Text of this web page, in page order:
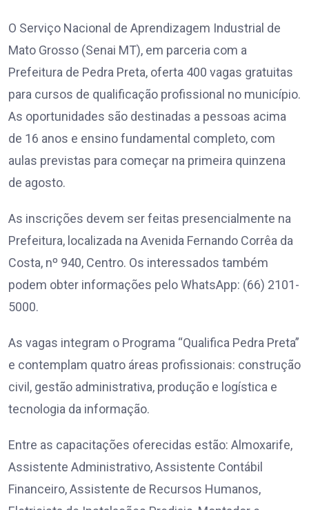
O Serviço Nacional de Aprendizagem Industrial de
Mato Grosso (Senai MT), em parceria com a
Prefeitura de Pedra Preta, oferta 400 vagas gratuitas
para cursos de qualificação profissional no município.
As oportunidades são destinadas a pessoas acima
de 16 anos e ensino fundamental completo, com
aulas previstas para começar na primeira quinzena
de agosto.
As inscrições devem ser feitas presencialmente na
Prefeitura, localizada na Avenida Fernando Corrêa da
Costa, nº 940, Centro. Os interessados também
podem obter informações pelo WhatsApp: (66) 2101-
5000.
As vagas integram o Programa “Qualifica Pedra Preta”
e contemplam quatro áreas profissionais: construção
civil, gestão administrativa, produção e logística e
tecnologia da informação.
Entre as capacitações oferecidas estão: Almoxarife,
Assistente Administrativo, Assistente Contábil
Financeiro, Assistente de Recursos Humanos,